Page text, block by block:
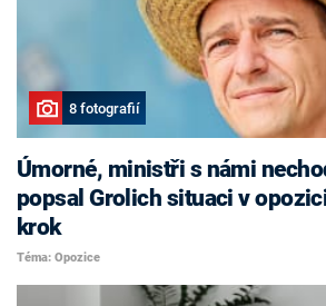
8 fotografií
Úmorné, ministři s námi
popsal Grolich situaci v
krok
Téma: Opozice